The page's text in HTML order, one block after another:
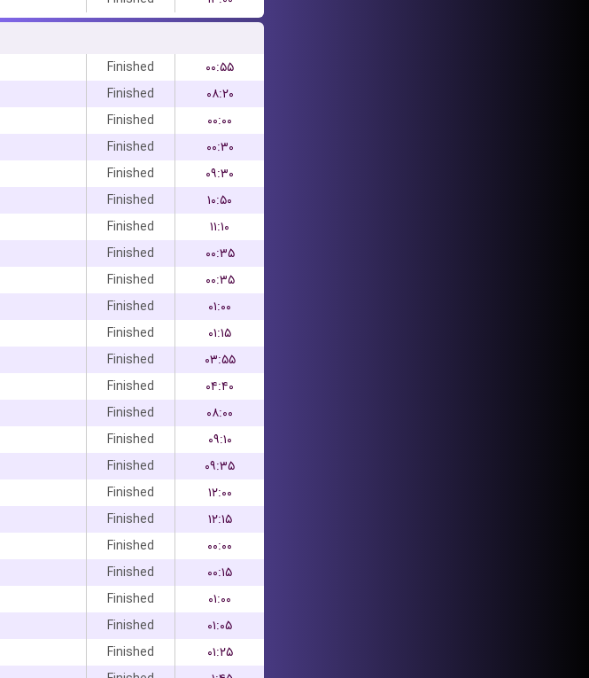
Finished
۰۰:۵۵
Finished
۰۸:۲۰
Finished
۰۰:۰۰
Finished
۰۰:۳۰
Finished
۰۹:۳۰
Finished
۱۰:۵۰
Finished
۱۱:۱۰
Finished
۰۰:۳۵
Finished
۰۰:۳۵
Finished
۰۱:۰۰
Finished
۰۱:۱۵
Finished
۰۳:۵۵
Finished
۰۴:۴۰
Finished
۰۸:۰۰
Finished
۰۹:۱۰
Finished
۰۹:۳۵
Finished
۱۲:۰۰
Finished
۱۲:۱۵
Finished
۰۰:۰۰
Finished
۰۰:۱۵
Finished
۰۱:۰۰
Finished
۰۱:۰۵
Finished
۰۱:۲۵